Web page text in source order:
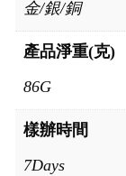
金/銀/銅
產品淨重(克)
86G
樣辦時間
7Days